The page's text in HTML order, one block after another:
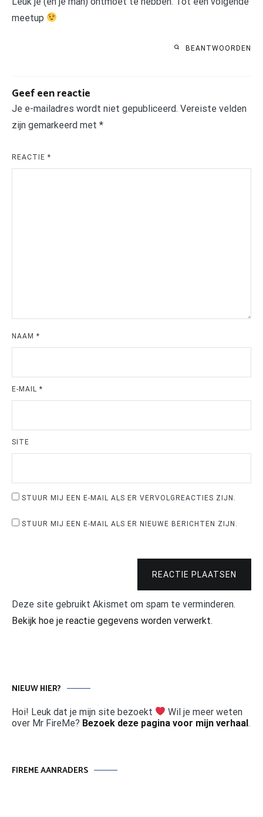
meetup
BEANTWOORDEN
Geef een reactie
Je e-mailadres wordt niet gepubliceerd. Vereiste velden
zijn gemarkeerd met *
REACTIE *
NAAM *
E-MAIL *
SITE
STUUR MIJ EEN E-MAIL ALS ER VERVOLGREACTIES ZIJN.
STUUR MIJ EEN E-MAIL ALS ER NIEUWE BERICHTEN ZIJN.
REACTIE PLAATSEN
Deze site gebruikt Akismet om spam te verminderen.
Bekijk hoe je reactie gegevens worden verwerkt.
NIEUW HIER?
Hoi! Leuk dat je mijn site bezoekt
Wil je meer weten
over Mr FireMe? Bezoek deze pagina voor mijn verhaal.
FIREME AANRADERS